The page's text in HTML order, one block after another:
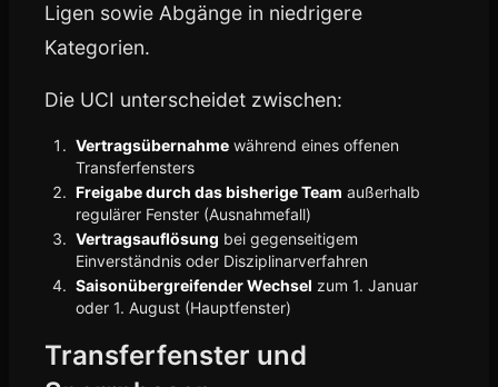
Ligen sowie Abgänge in niedrigere
Kategorien.
Die UCI unterscheidet zwischen:
Vertragsübernahme während eines offenen
Transferfensters
Freigabe durch das bisherige Team außerhalb
regulärer Fenster (Ausnahmefall)
Vertragsauflösung bei gegenseitigem
Einverständnis oder Disziplinarverfahren
Saisonübergreifender Wechsel zum 1. Januar
oder 1. August (Hauptfenster)
Transferfenster und